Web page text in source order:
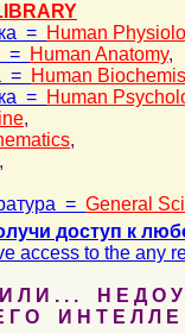
= Human
= Human Anatomy,
= Human
= Human
,
,
,
= General
доступ к
access to the any
И . . . Н Е Д О У
О И Н Т Е Л Л Е